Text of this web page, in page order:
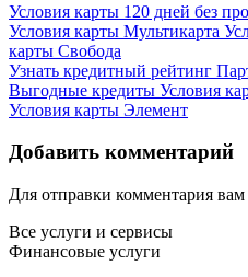
Условия карты 120 дней без
Условия карты Мультикарта
карты Свобода
Узнать кредитный рейтинг
Выгодные кредиты Условия
Условия карты Элемент
Добавить комментарий
Для отправки комментария
Все услуги и сервисы
Финансовые услуги